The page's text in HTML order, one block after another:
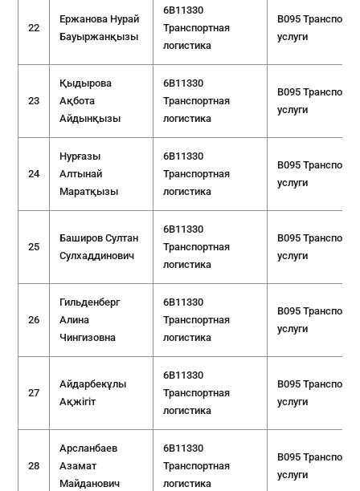
22
Ержанова Нурай
Бауыржанқызы
6B11330
Транспортная
логистика
B095
услуги
23
Қыдырова
Ақбота
Айдынқызы
6B11330
Транспортная
логистика
B095
услуги
24
Нурғазы
Алтынай
Маратқызы
6B11330
Транспортная
логистика
B095
услуги
25
Баширов Султан
Сулхаддинович
6B11330
Транспортная
логистика
B095
услуги
26
Гильденберг
Алина
Чингизовна
6B11330
Транспортная
логистика
B095
услуги
27
Айдарбекұлы
Ақжігіт
6B11330
Транспортная
логистика
B095
услуги
28
Арсланбаев
Азамат
Майданович
6B11330
Транспортная
логистика
B095
услуги